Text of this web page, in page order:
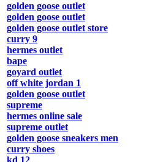
golden goose outlet
golden goose outlet
golden goose outlet store
curry 9
hermes outlet
bape
goyard outlet
off white jordan 1
golden goose outlet
supreme
hermes online sale
supreme outlet
golden goose sneakers men
curry shoes